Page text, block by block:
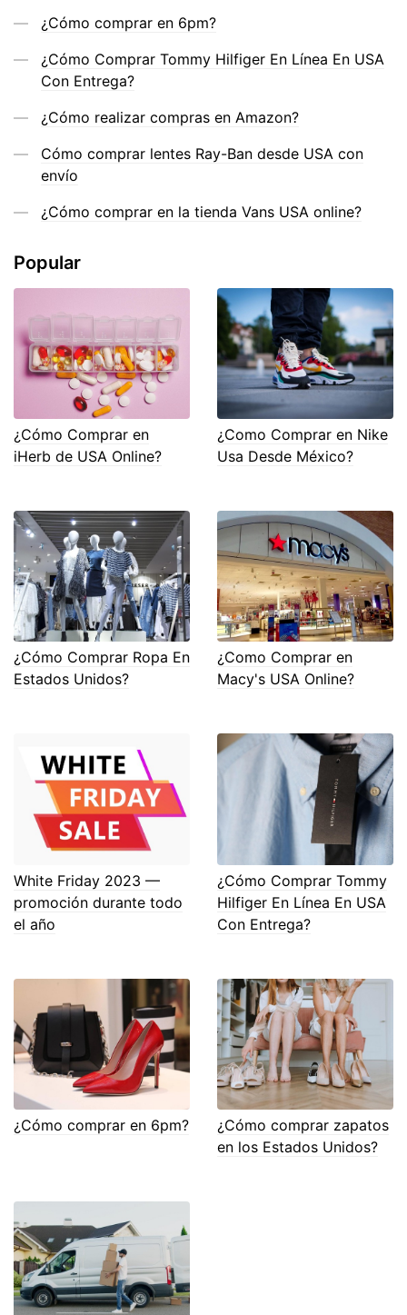
¿Cómo comprar en 6pm?
¿Cómo Comprar Tommy Hilfiger En Línea En USA
Con Entrega?
¿Cómo realizar compras en Amazon?
Cómo comprar lentes Ray-Ban desde USA con
envío
¿Cómo comprar en la tienda Vans USA online?
Popular
¿Cómo Comprar en
iHerb de USA Online?
¿Como Comprar en Nike
Usa Desde México?
¿Cómo Comprar Ropa En
Estados Unidos?
¿Como Comprar en
Macy's USA Online?
White Friday 2023 —
promoción durante todo
el año
¿Cómo Comprar Tommy
Hilfiger En Línea En USA
Con Entrega?
¿Cómo comprar en 6pm?
¿Cómo comprar zapatos
en los Estados Unidos?